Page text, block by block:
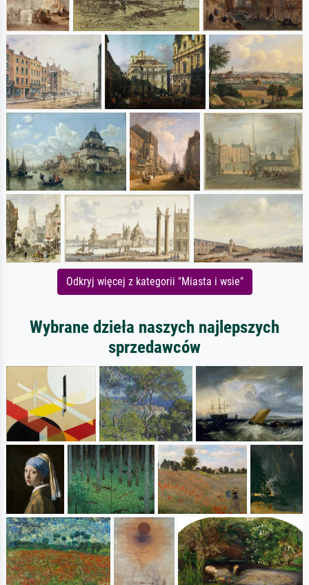
Odkryj więcej z kategorii "Miasta i wsie"
Wybrane dzieła naszych najlepszych
sprzedawców